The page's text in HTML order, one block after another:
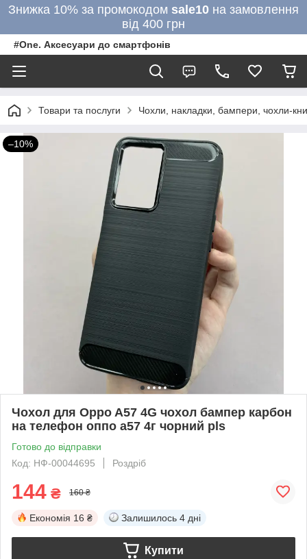
Знижка 10% за промокодом sale10 на замовлення
від 400 грн
#One. Аксесуари до смартфонів
Товари та послуги Чохли, накладки, бампери, чохли-
–10%
Чохол для Oppo A57 4G чохол бампер карбон
на телефон оппо а57 4г чорний pls
Готово до відправки
Код: НФ-00044695
Роздріб
144 ₴ 160 ₴
Економія 16 ₴ Залишилось 4 дні
Купити